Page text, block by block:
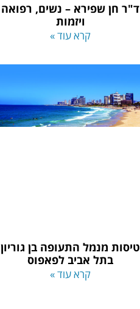
ד"ר חן שפירא – נשים, רפואה
ויזמות
קרא עוד »
טיסות מנמל התעופה בן גוריון
בתל אביב לפאפוס
קרא עוד »